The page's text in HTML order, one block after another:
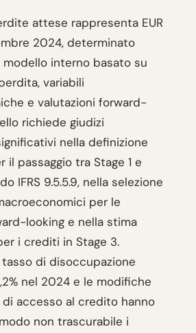
attese rappresenta EUR
2024, determinato
interno basato su
variabili
e valutazioni forward-
richiede giudizi
nella definizione
il passaggio tra Stage 1 e
IFRS 9.5.5.9, nella selezione
per le
looking e nella stima
i crediti in Stage 3.
di disoccupazione
nel 2024 e le modifiche
accesso al credito hanno
non trascurabile i